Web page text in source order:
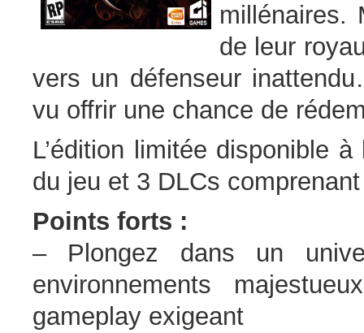
millénaires.
de leur
vers un défenseur
vu offrir une chance de
L’édition limitée disponible
du jeu et 3 DLCs
Points forts :
– Plongez dans un
environnements
gameplay exigeant